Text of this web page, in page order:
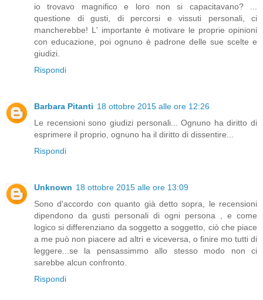
io trovavo magnifico e loro non si capacitavano? ...
questione di gusti, di percorsi e vissuti personali, ci
mancherebbe! L' importante è motivare le proprie opinioni
con educazione, poi ognuno è padrone delle sue scelte e
giudizi.
Rispondi
Barbara Pitanti 18 ottobre 2015 alle ore 12:26
Le recensioni sono giudizi personali... Ognuno ha diritto di
esprimere il proprio, ognuno ha il diritto di dissentire...
Rispondi
Unknown 18 ottobre 2015 alle ore 13:09
Sono d'accordo con quanto già detto sopra, le recensioni
dipendono da gusti personali di ogni persona , e come
logico si differenziano da soggetto a soggetto, ciò che piace
a me può non piacere ad altri e viceversa, o finire mo tutti di
leggere...se la pensassimmo allo stesso modo non ci
sarebbe alcun confronto.
Rispondi